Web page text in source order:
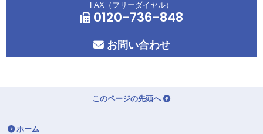
FAX（フリーダイヤル）
0120-736-848
お問い合わせ
このページの先頭へ
ホーム